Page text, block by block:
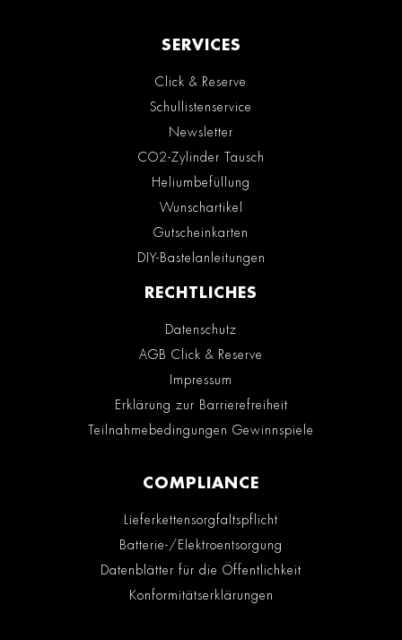
SERVICES
Click & Reserve
Schullistenservice
Newsletter
CO2-Zylinder Tausch
Heliumbefüllung
Wunschartikel
Gutscheinkarten
DIY-Bastelanleitungen
RECHTLICHES
Datenschutz
AGB Click & Reserve
Impressum
Erklärung zur Barrierefreiheit
Teilnahmebedingungen Gewinnspiele
COMPLIANCE
Lieferkettensorgfaltspflicht
Batterie-/Elektroentsorgung
Datenblätter für die Öffentlichkeit
Konformitätserklärungen